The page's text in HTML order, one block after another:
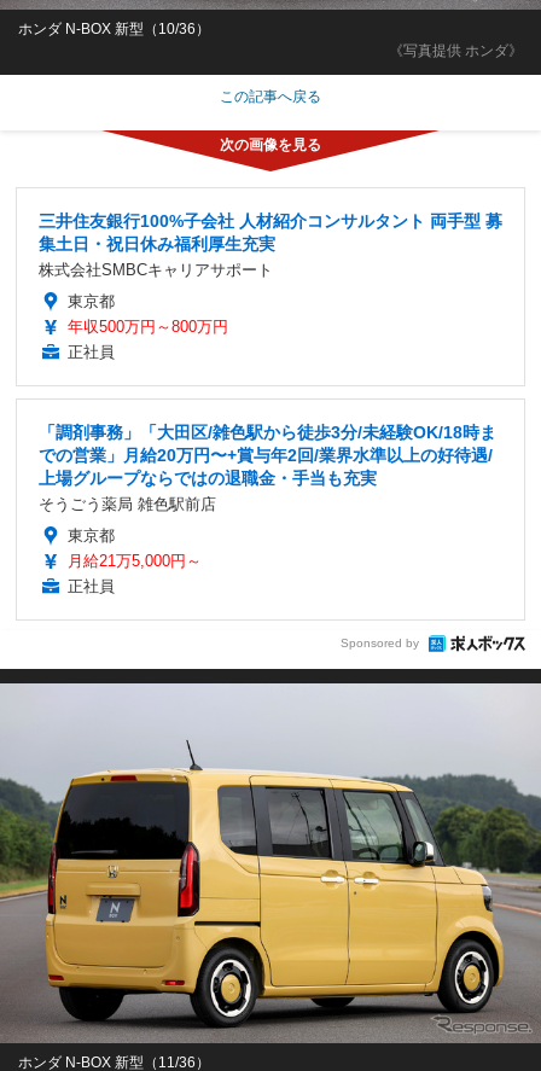
《写真提供 ホンダ》
ホンダ N-BOX 新型（10/36）
この記事へ戻る
三井住友銀行100%子会社 人材紹介コンサルタント 両手型 募
集土日・祝日休み福利厚生充実
株式会社SMBCキャリアサポート
東京都
年収500万円～800万円
正社員
「調剤事務」「大田区/雑色駅から徒歩3分/未経験OK/18時ま
での営業」月給20万円〜+賞与年2回/業界水準以上の好待遇/
上場グループならではの退職金・手当も充実
そうごう薬局 雑色駅前店
東京都
月給21万5,000円～
正社員
Sponsored by
ホンダ N-BOX 新型（11/36）